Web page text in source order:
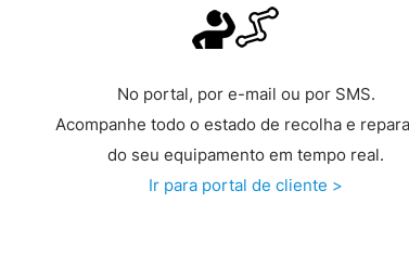
No portal, por e-mail ou por SMS.
Acompanhe todo o estado de recolha e
do seu equipamento em tempo real.
Ir para portal de cliente >